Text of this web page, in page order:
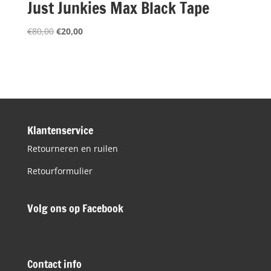
Just Junkies Max Black Tape
€80,00 Oorspronkelijke
€20,00Huidige
Klantenservice
Retourneren en ruilen
Retourformulier
Volg ons op Facebook
Contact info